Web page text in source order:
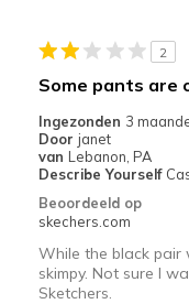
2
Some pants are
Ingezonden 3
Door janet
van Lebanon, PA
Describe Yourself
Beoordeeld op
skechers.com
While the black
skimpy. Not sure I
Sketchers.